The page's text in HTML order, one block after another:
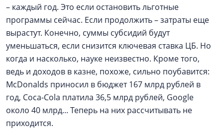
– каждый год. Это если остановить льготные
программы сейчас. Если продолжить – затраты еще
вырастут. Конечно, суммы субсидий будут
уменьшаться, если снизится ключевая ставка ЦБ. Но
когда и насколько, науке неизвестно. Кроме того,
ведь и доходов в казне, похоже, сильно поубавится:
McDonalds приносил в бюджет 167 млрд рублей в
год, Coca-Cola платила 36,5 млрд рублей, Google
около 40 млрд... Теперь на них рассчитывать не
приходится.